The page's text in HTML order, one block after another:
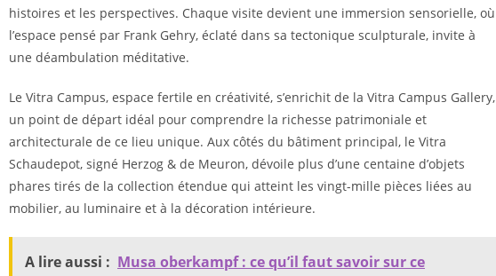
histoires et les perspectives. Chaque visite devient une immersion sensorielle, où
l’espace pensé par Frank Gehry, éclaté dans sa tectonique sculpturale, invite à
une déambulation méditative.
Le Vitra Campus, espace fertile en créativité, s’enrichit de la Vitra Campus Gallery,
un point de départ idéal pour comprendre la richesse patrimoniale et
architecturale de ce lieu unique. Aux côtés du bâtiment principal, le Vitra
Schaudepot, signé Herzog & de Meuron, dévoile plus d’une centaine d’objets
phares tirés de la collection étendue qui atteint les vingt-mille pièces liées au
mobilier, au luminaire et à la décoration intérieure.
A lire aussi : Musa oberkampf : ce qu’il faut savoir sur ce